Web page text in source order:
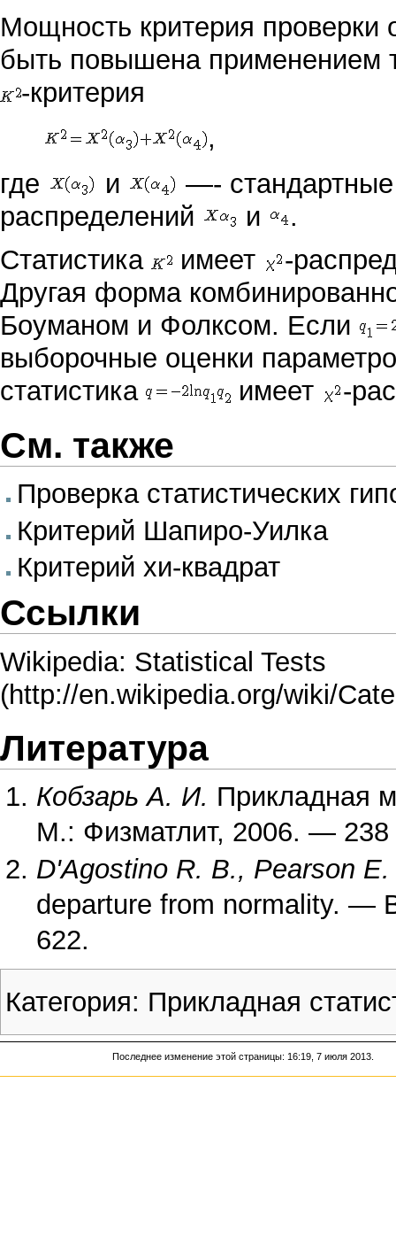
Мощность критерия проверки
быть повышена применением
-критерия
,
где
и
—-
распределений
и
.
Статистика
имеет
-
Другая форма
Боуманом и Фолксом. Если
выборочные оценки
статистика
имеет -
См. также
Проверка статистических
Критерий Шапиро-Уилка
Критерий хи-квадрат
Ссылки
Wikipedia: Statistical Tests
Литература
Кобзарь А. И. Прикладная
М.: Физматлит, 2006. — 238
D'Agostino R. B., Pearson
departure from normality.
622.
Категория: Прикладная
Последнее изменение этой страницы: 16:19, 7 июля 2013.